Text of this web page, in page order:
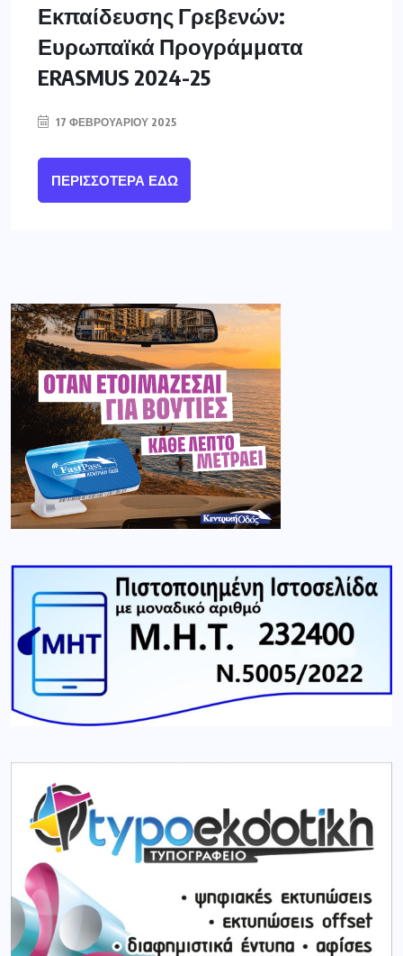
Εκπαίδευσης Γρεβενών:
Ευρωπαϊκά Προγράμματα
ERASMUS 2024-25
17 ΦΕΒΡΟΥΑΡΊΟΥ 2025
ΠΕΡΙΣΣΌΤΕΡΑ ΕΔΏ